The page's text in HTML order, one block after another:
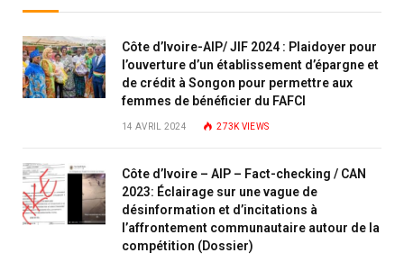
Côte d’Ivoire-AIP/ JIF 2024 : Plaidoyer pour
l’ouverture d’un établissement d’épargne et
de crédit à Songon pour permettre aux
femmes de bénéficier du FAFCI
14 AVRIL 2024 273K VIEWS
Côte d’Ivoire – AIP – Fact-checking / CAN
2023: Éclairage sur une vague de
désinformation et d’incitations à
l’affrontement communautaire autour de la
compétition (Dossier)